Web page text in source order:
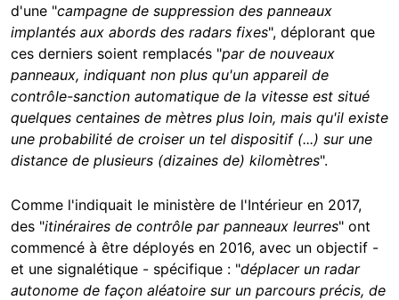
d'une "campagne de suppression des panneaux
implantés aux abords des radars fixes", déplorant que
ces derniers soient remplacés "par de nouveaux
panneaux, indiquant non plus qu'un appareil de
contrôle-sanction automatique de la vitesse est situé
quelques centaines de mètres plus loin, mais qu'il existe
une probabilité de croiser un tel dispositif (...) sur une
distance de plusieurs (dizaines de) kilomètres".
Comme l'indiquait le ministère de l'Intérieur en 2017,
des "itinéraires de contrôle par panneaux leurres" ont
commencé à être déployés en 2016, avec un objectif -
et une signalétique - spécifique : "déplacer un radar
autonome de façon aléatoire sur un parcours précis, de